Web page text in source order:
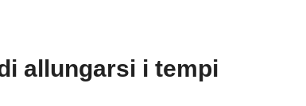
allungarsi i tempi